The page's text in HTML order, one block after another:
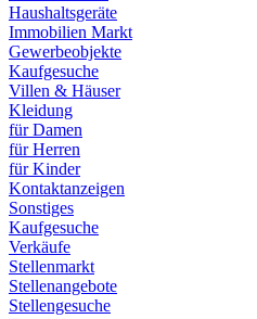
Haushaltsgeräte
Immobilien Markt
Gewerbeobjekte
Kaufgesuche
Villen & Häuser
Kleidung
für Damen
für Herren
für Kinder
Kontaktanzeigen
Sonstiges
Kaufgesuche
Verkäufe
Stellenmarkt
Stellenangebote
Stellengesuche